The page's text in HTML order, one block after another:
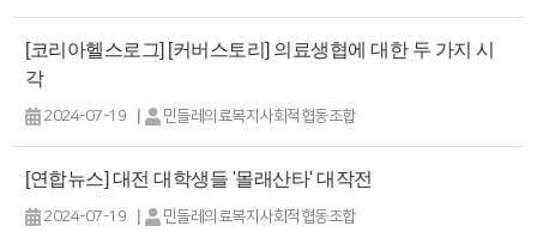
[코리아헬스로그] [커버스토리] 의료생협에 대한 두 가지 시
각
2024-07-19 | 민들레의료복지사회적협동조합
[연합뉴스] 대전 대학생들 '몰래산타' 대작전
2024-07-19 | 민들레의료복지사회적협동조합